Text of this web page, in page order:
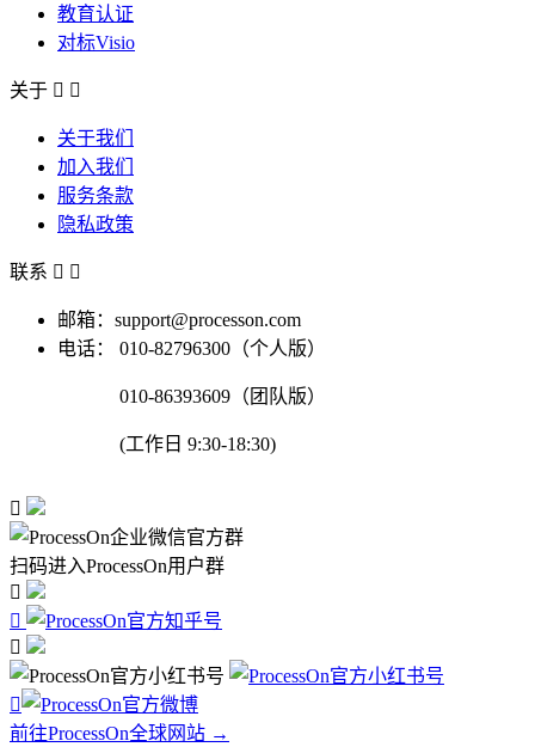
教育认证
对标Visio
关于  
关于我们
加入我们
服务条款
隐私政策
联系  
邮箱：support@processon.com
电话：
010-82796300（个人版）
010-86393609（团队版）
(工作日 9:30-18:30)

扫码进入ProcessOn用户群




前往ProcessOn全球网站 →